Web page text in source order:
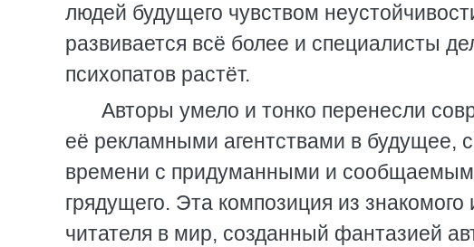
людей будущего чувством
развивается всё более и специалисты
психопатов растёт.
Авторы умело и тонко перенесли
её рекламными агентствами в будущее,
времени с придуманными и
грядущего. Эта композиция из
читателя в мир, созданный фантазией